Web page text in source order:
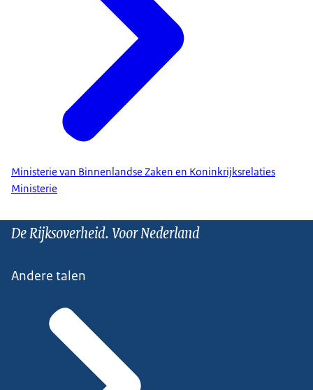
Ministerie van Binnenlandse Zaken en Koninkrijksrelaties
Ministerie
De Rijksoverheid. Voor Nederland
Andere talen